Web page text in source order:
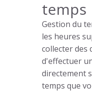
temps
Gestion du
les heures
collecter des
d'effectuer
directement
temps que